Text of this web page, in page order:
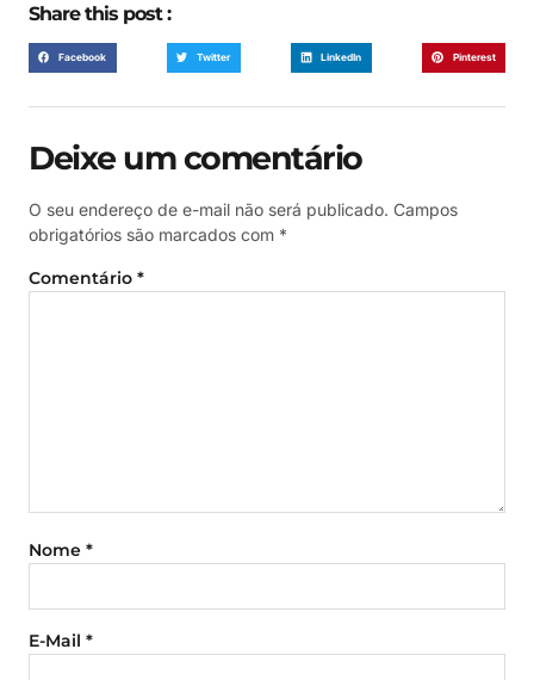
Share this post :
Facebook Twitter LinkedIn Pinterest
Deixe um comentário
O seu endereço de e-mail não será publicado. Campos
obrigatórios são marcados com *
Comentário *
Nome *
E-Mail *